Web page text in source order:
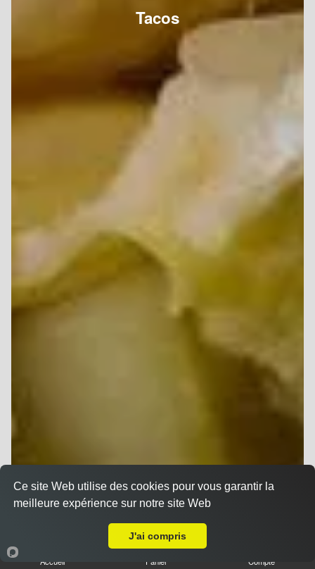
Tacos
Accueil Panier Compte
Ce site Web utilise des cookies pour vous garantir la
meilleure expérience sur notre site Web
J'ai compris